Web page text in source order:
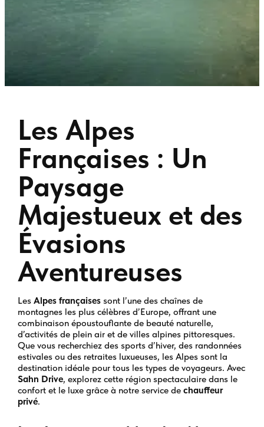
Les Alpes
Françaises : Un
Paysage
Majestueux et des
Évasions
Aventureuses
Les Alpes françaisessont l’une des chaînes de
montagnes les plus célèbres d’Europe, offrant une
combinaison époustouflante de beauté naturelle,
d’activités de plein air et de villes alpines pittoresques.
Que vous recherchiez des sports d’hiver, des randonnées
estivales ou des retraites luxueuses, les Alpes sont la
destination idéale pour tous les types de voyageurs. Avec
Sahn Drive, explorez cette région spectaculaire dans le
confort et le luxe grâce à notre service de chauffeur
privé.